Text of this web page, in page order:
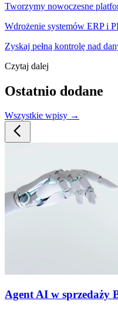
Tworzymy nowoczesne
Wdrożenie systemów ERP i
Zyskaj pełną kontrolę nad
Czytaj dalej
Ostatnio dodane
Wszystkie wpisy →
Agent AI w sprzedaży